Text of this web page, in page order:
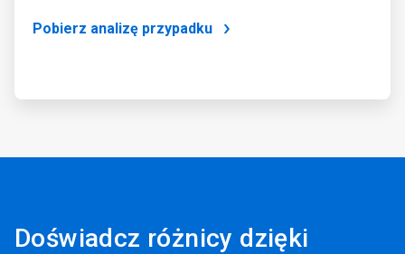
Pobierz analizę przypadku
Doświadcz różnicy dzięki